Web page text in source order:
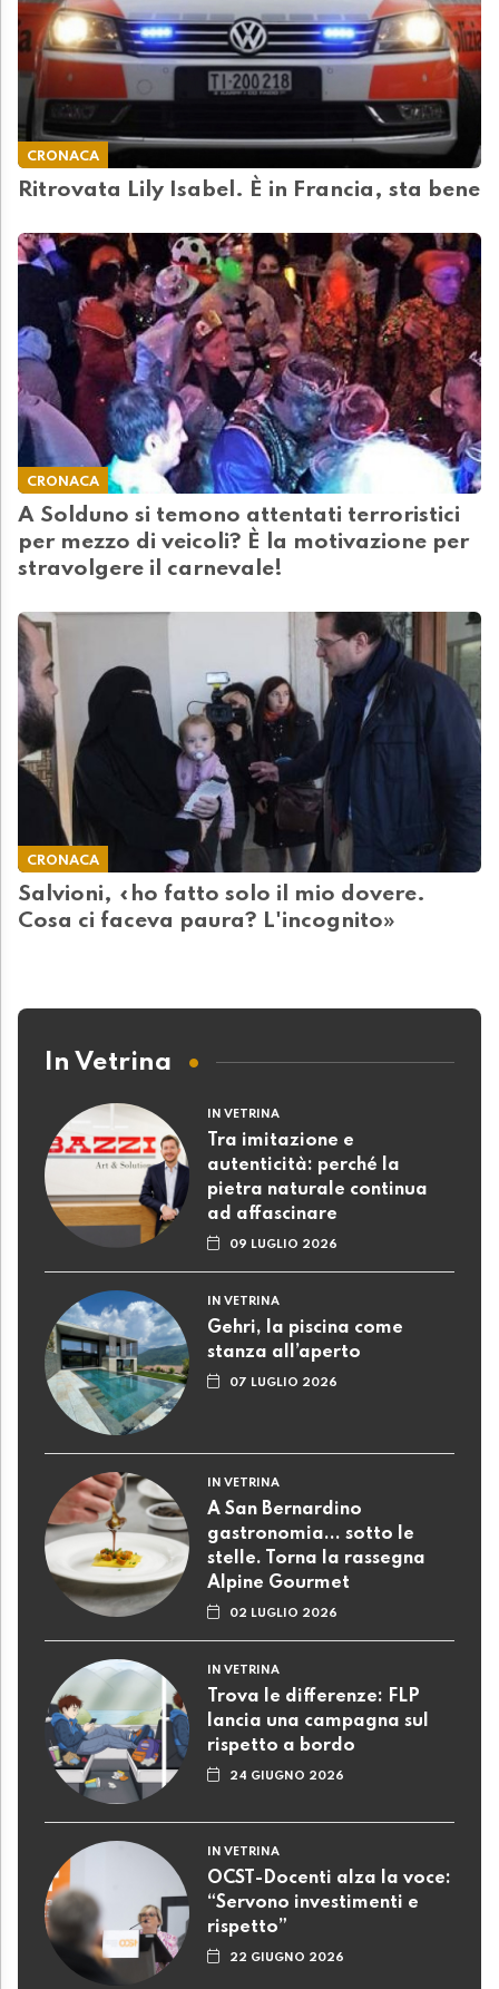
CRONACA
Ritrovata Lily Isabel. È in Francia, sta bene
CRONACA
A Solduno si temono attentati terroristici
per mezzo di veicoli? È la motivazione per
stravolgere il carnevale!
CRONACA
Salvioni, «ho fatto solo il mio dovere.
Cosa ci faceva paura? L'incognito»
In Vetrina
IN VETRINA
Tra imitazione e
autenticità: perché la
pietra naturale continua
ad affascinare
09 LUGLIO 2026
IN VETRINA
Gehri, la piscina come
stanza all’aperto
07 LUGLIO 2026
IN VETRINA
A San Bernardino
gastronomia... sotto le
stelle. Torna la rassegna
Alpine Gourmet
02 LUGLIO 2026
IN VETRINA
Trova le differenze: FLP
lancia una campagna sul
rispetto a bordo
24 GIUGNO 2026
IN VETRINA
OCST-Docenti alza la voce:
“Servono investimenti e
rispetto”
22 GIUGNO 2026